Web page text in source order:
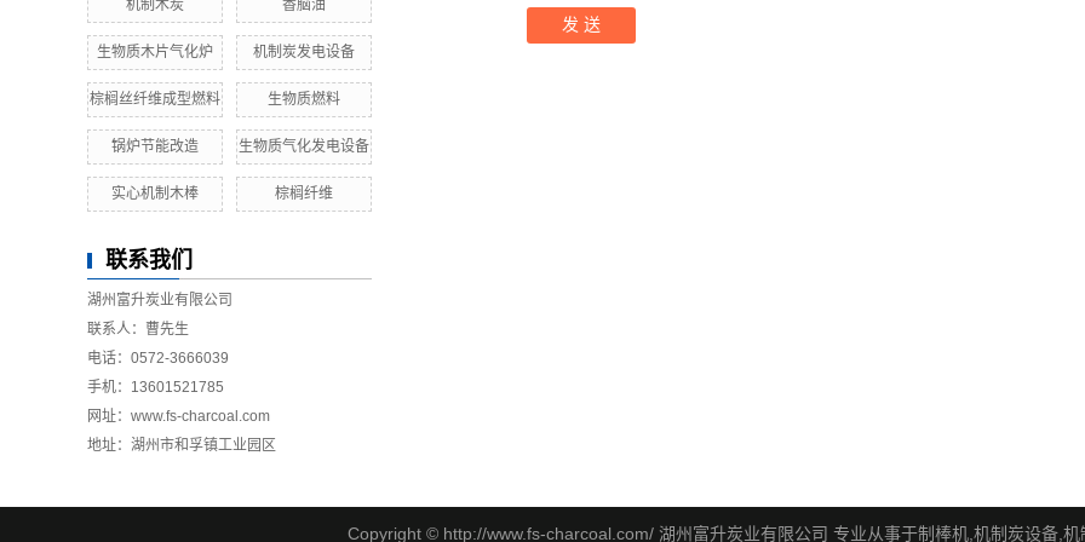
机制木炭 香脑油
生物质木片气化炉 机制炭发电设备
棕榈丝纤维成型燃料 生物质燃料
锅炉节能改造 生物质气化发电设备
实心机制木棒 棕榈纤维
联系我们
湖州富升炭业有限公司
联系人：曹先生
电话：0572-3666039
手机：13601521785
网址：www.fs-charcoal.com
地址：湖州市和孚镇工业园区
Copyright © http://www.fs-charcoal.com/ 湖州富升炭业有限公司 专业从事于制棒机, 机制炭设备, 机